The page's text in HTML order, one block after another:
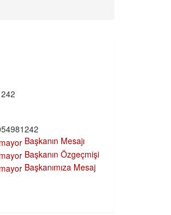
Başkanın Mesajı
Başkanın Özgeçmişi
Başkanımıza Mesaj